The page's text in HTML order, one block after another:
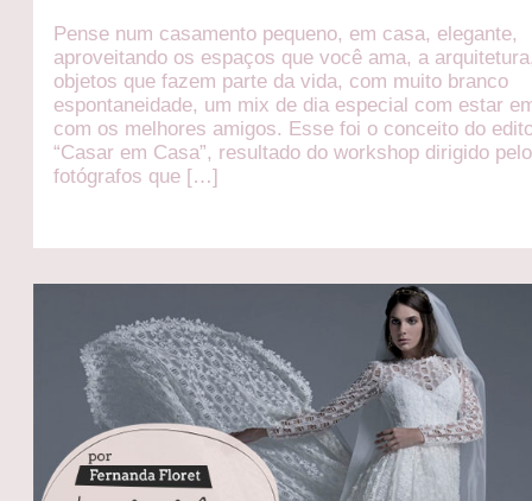
Pense num casamento pequeno, em casa, elegante,
aproveitando os espaços que você ama, a
objetos que fazem parte da vida, com muito branco
espontaneidade, um mix de dia especial com estar
com os melhores amigos. Esse foi o conceito do
“Casar em Casa”, resultado do workshop dirigido
fotógrafos que […]